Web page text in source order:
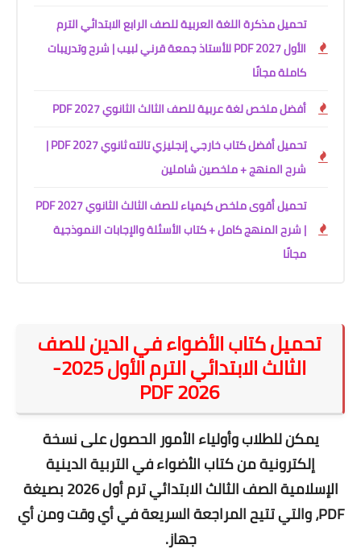
تحميل مذكرة اللغة العربية للصف الرابع الابتدائي الترم
الأول 2027 PDF للأستاذ جمعة قرني لبيب | شرح وتدريبات
كاملة مجانًا
أفضل ملخص لغة عربية للصف الثالث الثانوي 2027 PDF
تحميل أفضل كتاب خارجي إنجليزي تالته ثانوي 2027 PDF |
شرح المنهج + ملخصين شاملين
تحميل أقوى ملخص كيمياء للصف الثالث الثانوي 2027 PDF
| شرح المنهج كامل + كتاب الأسئلة والإجابات النموذجية
مجانًا
تحميل كتاب الأضواء في الدين للصف
الثالث الابتدائي الترم الأول 2025-
2026 PDF
يمكن للطلاب وأولياء الأمور الحصول على نسخة
إلكترونية من كتابالأضواء في التربية الدينية
الإسلامية الصف الثالث الابتدائي ترم أول 2026
بصيغة
PDF، والتي تتيح المراجعة السريعة في أي وقت ومن أي
جهاز.